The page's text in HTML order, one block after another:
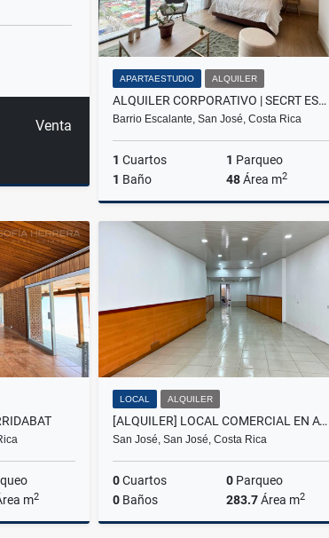
Venta
APARTAESTUDIO ALQUILER
ALQUILER CORPORATIVO | SECRT ESCALANTE
Barrio Escalante, San José, Costa Rica
1 Cuartos 1 Parqueo
1 Baño 48Área m2
₡610.000
m2
LOCAL ALQUILER
[ALQUILER] LOCAL COMERCIAL EN AVENIDA CENTRAL, SAN JOSÉ
San José, San José, Costa Rica
0Cuartos 0 Parqueo
0 Baños 283.7Área m2